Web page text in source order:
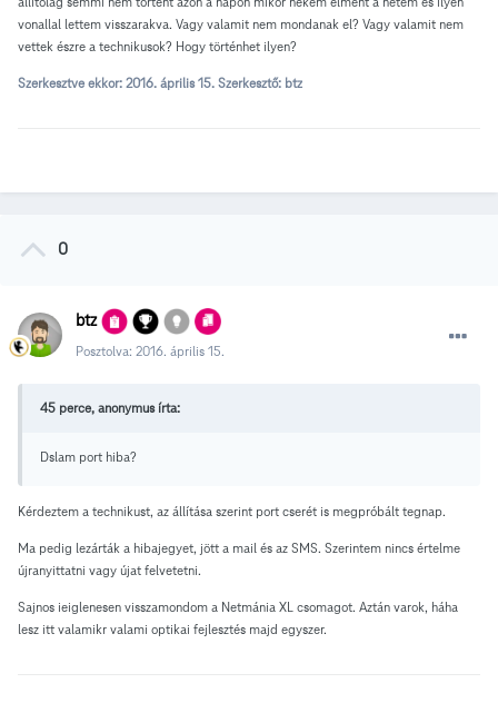
vonallal lettem visszarakva. Vagy valamit nem mondanak el? Vagy valamit nem
vettek észre a technikusok? Hogy történhet ilyen?
Szerkesztve ekkor: 2016. április 15. Szerkesztő: btz
0
btz
Posztolva: 2016. április 15.
45 perce, anonymus írta:
Dslam port hiba?
Kérdeztem a technikust, az állítása szerint port cserét is megpróbált tegnap.
Ma pedig lezárták a hibajegyet, jött a mail és az SMS. Szerintem nincs értelme
újranyittatni vagy újat felvetetni.
Sajnos ieiglenesen visszamondom a Netmánia XL csomagot. Aztán varok, háha
lesz itt valamikr valami optikai fejlesztés majd egyszer.